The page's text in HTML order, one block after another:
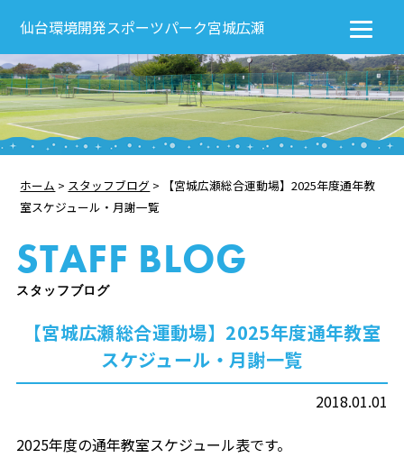
ホーム > スタッフブログ >
【宮城広瀬総合運動場】2025年度通年教
室スケジュール・月謝一覧
STAFF BLOG
スタッフブログ
【宮城広瀬総合運動場】2025年度通年教室
スケジュール・月謝一覧
2018.01.01
2025年度の通年教室スケジュール表です。
仙台環境開発スポーツパーク宮城広瀬